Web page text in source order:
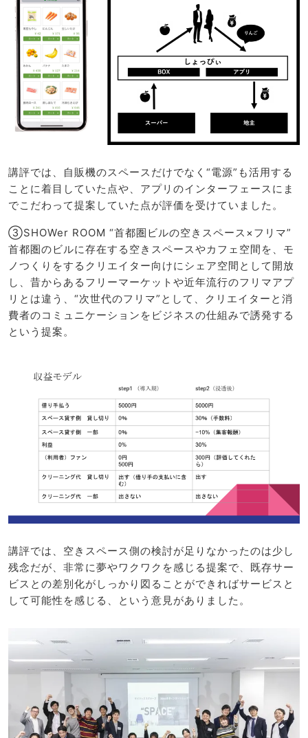
講評では、自販機のスペースだけでなく“電源”も活用する
ことに着目していた点や、アプリのインターフェースにま
でこだわって提案していた点が評価を受けていました。
③SHOWer ROOM “首都圏ビルの空きスペース×フリマ”
首都圏のビルに存在する空きスペースやカフェ空間を、モ
ノつくりをするクリエイター向けにシェア空間として開放
し、昔からあるフリーマーケットや近年流行のフリマアプ
リとは違う、“次世代のフリマ”として、クリエイターと消
費者のコミュニケーションをビジネスの仕組みで誘発する
という提案。
講評では、空きスペース側の検討が足りなかったのは少し
残念だが、非常に夢やワクワクを感じる提案で、既存サー
ビスとの差別化がしっかり図ることができればサービスと
して可能性を感じる、という意見がありました。